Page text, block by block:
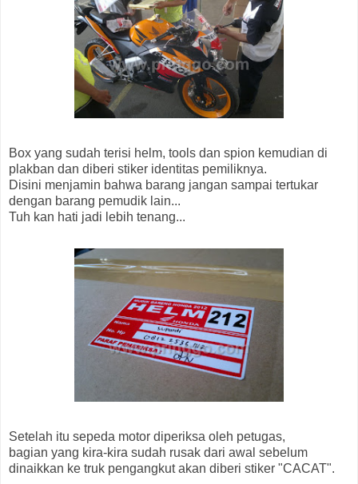
Box yang sudah terisi helm, tools dan spion kemudian di
plakban dan diberi stiker identitas pemiliknya.
Disini menjamin bahwa barang jangan sampai tertukar
dengan barang pemudik lain...
Tuh kan hati jadi lebih tenang...
Setelah itu sepeda motor diperiksa oleh petugas,
bagian yang kira-kira sudah rusak dari awal sebelum
dinaikkan ke truk pengangkut akan diberi stiker "CACAT".